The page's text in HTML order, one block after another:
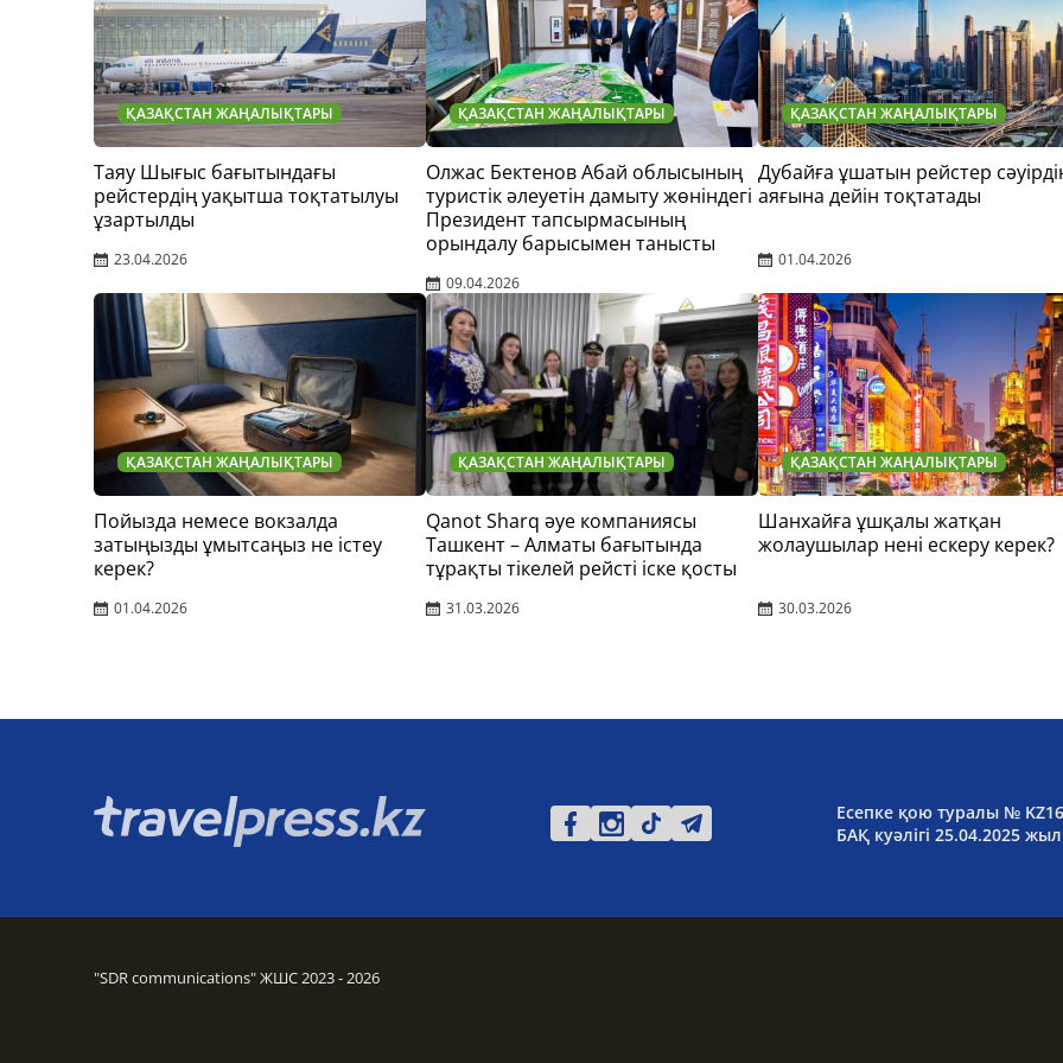
ҚАЗАҚСТАН ЖАҢАЛЫҚТАРЫ
Таяу Шығыс бағытындағы
рейстердің уақытша тоқтатылуы
ұзартылды
23.04.2026
ҚАЗАҚСТАН ЖАҢАЛЫҚТАРЫ
Олжас Бектенов Абай облысының
туристік әлеуетін дамыту жөніндегі
Президент тапсырмасының
орындалу барысымен танысты
09.04.2026
ҚАЗАҚСТАН ЖАҢАЛЫҚТАРЫ
Дубайға ұшатын рейстер
аяғына дейін тоқтатады
01.04.2026
ҚАЗАҚСТАН ЖАҢАЛЫҚТАРЫ
Пойызда немесе вокзалда
затыңызды ұмытсаңыз не істеу
керек?
01.04.2026
ҚАЗАҚСТАН ЖАҢАЛЫҚТАРЫ
Qanot Sharq әуе компаниясы
Ташкент – Алматы бағытында
тұрақты тікелей рейсті іске қосты
31.03.2026
ҚАЗАҚСТАН ЖАҢАЛЫҚТАРЫ
Шанхайға ұшқалы жатқан
жолаушылар нені ескеру керек?
30.03.2026
Есепке қою туралы №
БАҚ куәлігі 25.04.2025
"SDR communications" ЖШС 2023 - 2026